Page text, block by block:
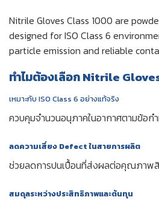
Nitrile Gloves Class 1000 are
designed for ISO Class 6
particle emission and reliable
ทำไมต้องเลือก Nitrile
เหมาะกับ ISO Class 6 อย่างแท้จริง
ควบคุมจำนวนอนุภาคในอากาศตามข้อก
ลดความเสี่ยง Defect ในสายการผลิต
ช่วยลดการปนเปื้อนที่ส่งผลต่อคุณภาพ
สมดุลระหว่างประสิทธิภาพและต้นทุน